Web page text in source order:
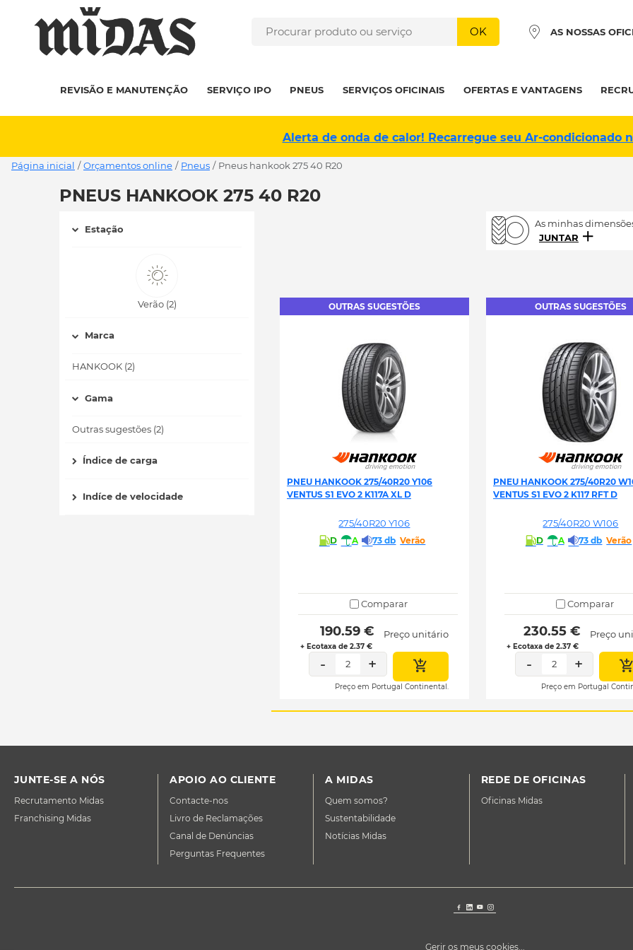
OK AS NOSSAS
REVISÃO E MANUTENÇÃO SERVIÇO IPO PNEUS SERVIÇOS OFICINAIS OFERTAS E VANTAGENS
Alerta de onda de calor! Recarregue seu Ar-condicionado
Página inicial / Orçamentos online / Pneus / pneus hankook 275 40 R20
PNEUS HANKOOK 275 40 R20
Estação
Verão (2)
Marca
HANKOOK (2)
Gama
Outras sugestões (2)
Índice de carga
Indíce de velocidade
As minhas
JUNTAR
OUTRAS SUGESTÕES
PNEU HANKOOK 275/40R20 Y106
VENTUS S1 EVO 2 K117A XL D
275/40R20 Y106
D A 73 db Verão
Comparar
190.59 €
+ Ecotaxa de 2.37 €
Preço unitário
- 2 +
Preço em Portugal Continental.
OUTRAS SUGESTÕES
PNEU HANKOOK 275/40R20
VENTUS S1 EVO 2 K117 RFT D
275/40R20 W106
D A 73 db Verão
Comparar
230.55 €
+ Ecotaxa de 2.37 €
Preço
- 2 +
Preço em Portugal
JUNTE-SE A NÓS
Recrutamento Midas
Franchising Midas
APOIO AO CLIENTE
Contacte-nos
Livro de Reclamações
Canal de Denúncias
Perguntas Frequentes
A MIDAS
Quem somos?
Sustentabilidade
Notícias Midas
REDE DE OFICINAS
Oficinas Midas
Gerir os meus cookies...